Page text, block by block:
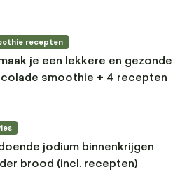
recepten
je een lekkere en gezonde
smoothie + 4 recepten
jodium binnenkrijgen
brood (incl. recepten)